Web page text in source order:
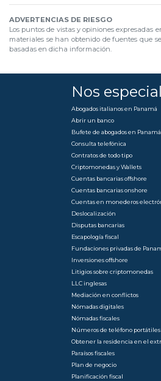
ADVERTENCIAS DE RIESGO
Los puntos de vistas y opiniones expresadas
materiales se han obtenido de fuentes que
basadas en dicha información.
Nos
Abogados italianos en Panamá
Abrir un banco
Bufete de abogados en Panamá
Consulta telefónica
Contratos de todo tipo
Criptomonedas y Wallets
Cuentas bancarias offshore
Cuentas bancarias onshore
Cuentas en monederos
Deslocalización
Disputas bancarias
Escapología fiscal
Fundaciones privadas de
Inversiones offshore
Litigios sobre criptomonedas
LLC inglesas
Mediación en conflictos
Nómadas digitales
Nómadas fiscales
Números de teléfono portátiles
Obtener la residencia en el
Paraísos fiscales
Plan de negocio
Planificación fiscal